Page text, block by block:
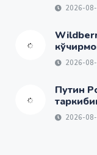
2026-
2026-
Путин
2026-